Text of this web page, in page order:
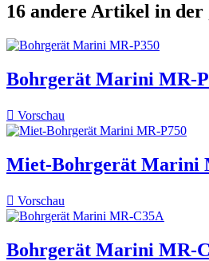
16 andere Artikel in
Bohrgerät Marini MR-
 Vorschau
Miet-Bohrgerät Marini
 Vorschau
Bohrgerät Marini MR-